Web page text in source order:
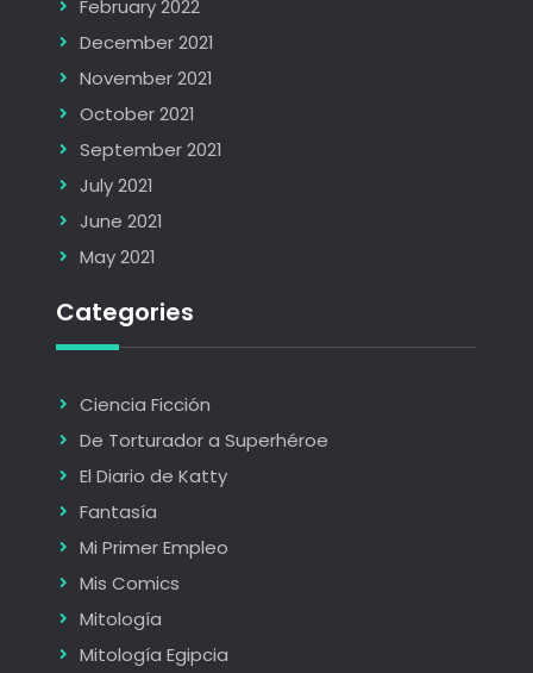
February 2022
December 2021
November 2021
October 2021
September 2021
July 2021
June 2021
May 2021
Categories
Ciencia Ficción
De Torturador a Superhéroe
El Diario de Katty
Fantasía
Mi Primer Empleo
Mis Comics
Mitología
Mitología Egipcia